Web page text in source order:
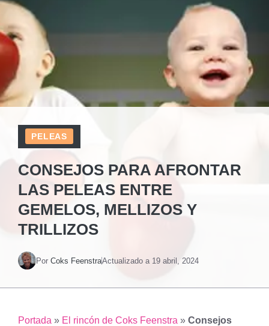
PELEAS
CONSEJOS PARA AFRONTAR
LAS PELEAS ENTRE
GEMELOS, MELLIZOS Y
TRILLIZOS
Por Coks FeenstraActualizado a 19 abril, 2024
Portada » El rincón de Coks Feenstra » Consejos